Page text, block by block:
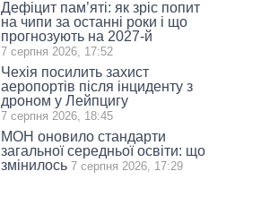
Дефіцит пам’яті: як зріс попит
на чипи за останні роки і що
прогнозують на 2027-й
7 серпня 2026, 17:52
Чехія посилить захист
аеропортів після інциденту з
дроном у Лейпцигу
7 серпня 2026, 18:45
МОН оновило стандарти
загальної середньої освіти: що
змінилось 7 серпня 2026, 17:29